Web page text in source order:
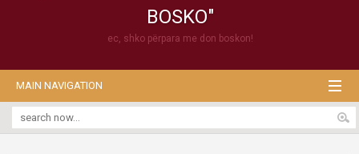
BOSKO"
ec, shko përpara me don boskon!
MAIN NAVIGATION